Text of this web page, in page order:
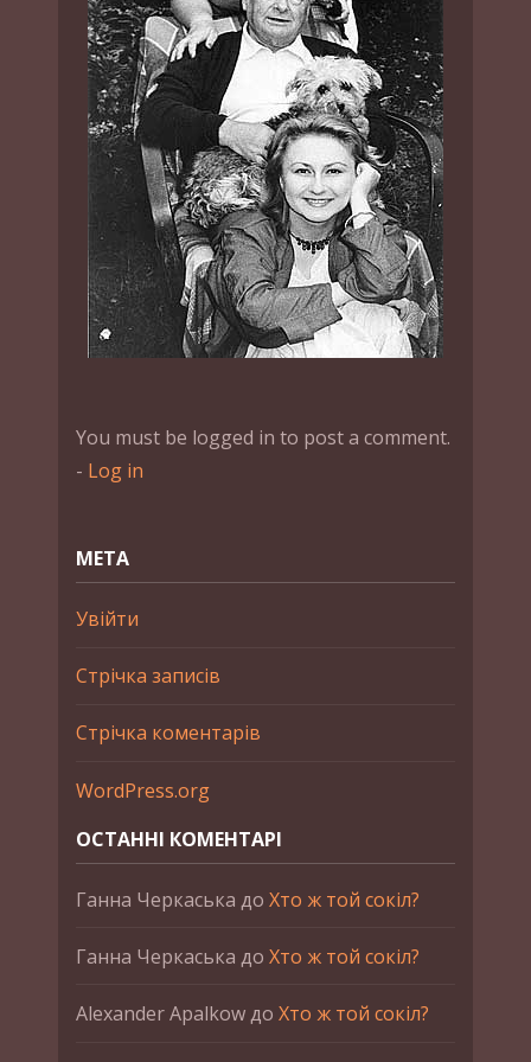
You must be logged in to post a comment.
- Log in
МЕТА
Увійти
Стрічка записів
Стрічка коментарів
WordPress.org
ОСТАННІ КОМЕНТАРІ
Ганна Черкаська до Хто ж той сокіл?
Ганна Черкаська до Хто ж той сокіл?
Alexander Apalkowдо Хто ж той сокіл?